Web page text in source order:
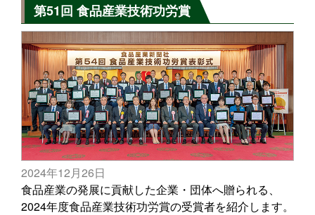
第51回 食品産業技術功労賞
2024年12月26日
食品産業の発展に貢献した企業・団体へ贈られる、
2024年度食品産業技術功労賞の受賞者を紹介します。